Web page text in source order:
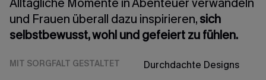
Alltägliche Momente in Abenteuer verwandeln
und Frauen überall dazu inspirieren,sich
selbstbewusst, wohl und gefeiert zu fühlen.
MIT SORGFALT GESTALTET
Durchdachte Designs